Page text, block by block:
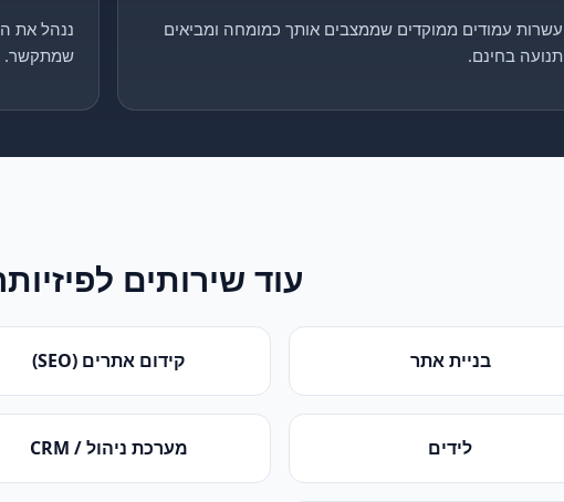
עשרות עמודים ממוקדים שממצבים אותך כמומחה ומביאים
תנועה בחינם.
ננהל את
שמתקשר.
עוד שירותים ל
בניית אתר קידום אתרים (SEO)
לידים מערכת ניהול / CRM